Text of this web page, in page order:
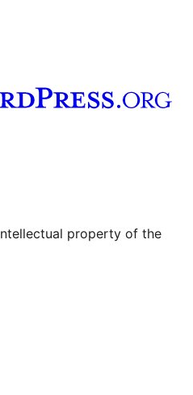
property of the